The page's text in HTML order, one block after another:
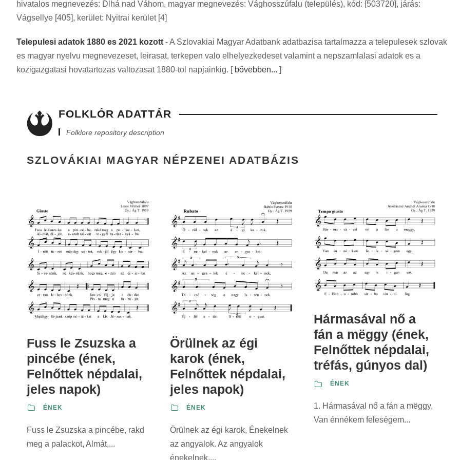
hivatalos megnevezés: Dlhá nad Váhom, magyar megnevezés: Vághosszúfalu (település), kód: [503720], járás:
Vágsellye [405], kerület: Nyitrai kerület [4]
Telepulesi adatok 1880 es 2021 kozott - A Szlovakiai Magyar Adatbank adatbazisa tartalmazza a telepulesek szlovak
es magyar nyelvu megnevezeset, leirasat, terkepen valo elhelyezkedeset valamint a nepszamlalasi adatok es a
kozigazgatasi hovatartozas valtozasat 1880-tol napjainkig. [ bővebben... ]
FOLKLÓR ADATTÁR
Folklore repository description
SZLOVÁKIAI MAGYAR NÉPZENEI ADATBÁZIS
Fuss le Zsuzska a
pincébe (ének,
Felnőttek népdalai,
jeles napok)
ÉNEK
Fuss le Zsuzska a pincébe, rakd
meg a palackot, Almát,...
Örülnek az égi
karok (ének,
Felnőttek népdalai,
jeles napok)
ÉNEK
Örülnek az égi karok, Énekelnek
az angyalok. Az angyalok
énekelnek,...
Hármasával nő a
fán a mëggy (ének,
Felnőttek népdalai,
tréfás, gúnyos dal)
ÉNEK
1. Hármasával nő a fán a mëggy,
Van énnékem feleségem...